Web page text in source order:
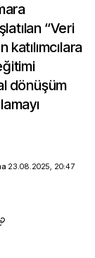
“Veri
dönüşüm
23.08.2025, 20:47